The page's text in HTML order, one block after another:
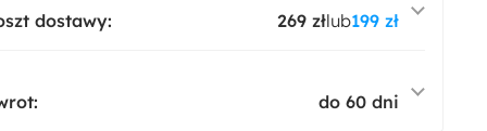
dostawy: 269 złlub199 zł
do 60 dni